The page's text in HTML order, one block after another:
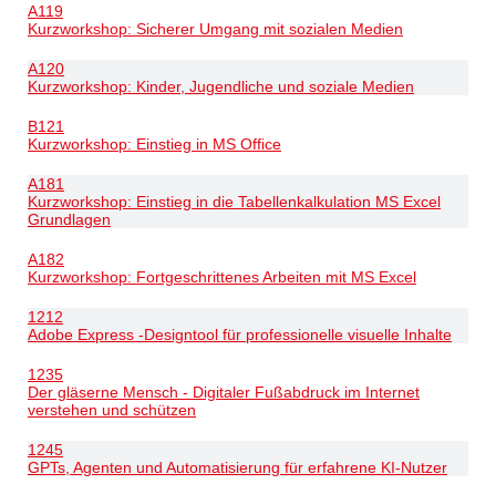
A119
Kurzworkshop: Sicherer Umgang mit sozialen Medien
A120
Kurzworkshop: Kinder, Jugendliche und soziale Medien
B121
Kurzworkshop: Einstieg in MS Office
A181
Kurzworkshop: Einstieg in die Tabellenkalkulation MS Excel
Grundlagen
A182
Kurzworkshop: Fortgeschrittenes Arbeiten mit MS Excel
1212
Adobe Express -Designtool für professionelle visuelle Inhalte
1235
Der gläserne Mensch - Digitaler Fußabdruck im Internet
verstehen und schützen
1245
GPTs, Agenten und Automatisierung für erfahrene KI-Nutzer